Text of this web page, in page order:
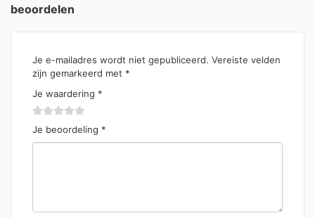
beoordelen
Je e-mailadres wordt niet gepubliceerd. Vereiste velden
zijn gemarkeerd met *
Je waardering *
Je beoordeling *